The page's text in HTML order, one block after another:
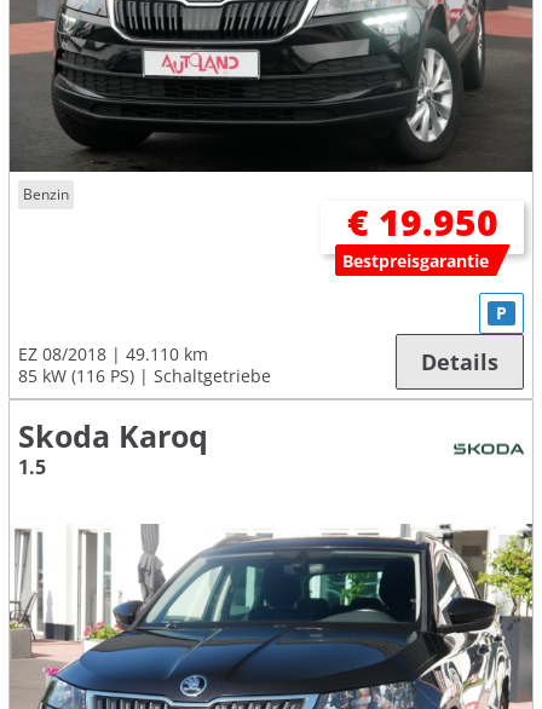
Benzin
€ 19.950
Bestpreisgarantie
EZ 08/2018
49.110 km
85 kW (116 PS)
Schaltgetriebe
P
Details
Skoda Karoq
1.5